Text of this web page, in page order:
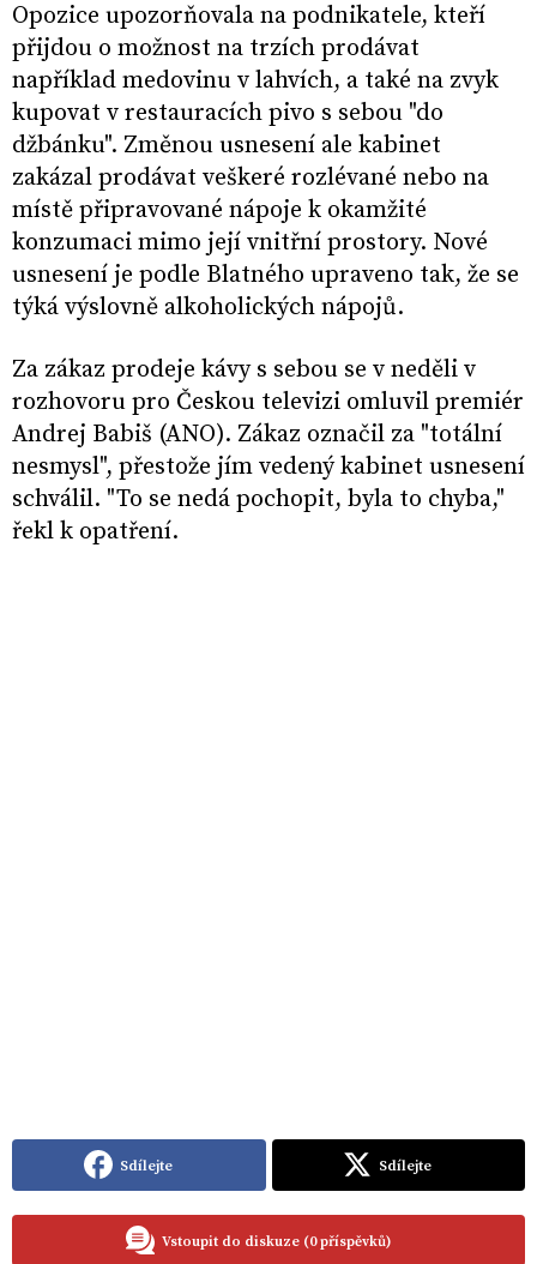
Opozice upozorňovala na podnikatele, kteří
přijdou o možnost na trzích prodávat
například medovinu v lahvích, a také na zvyk
kupovat v restauracích pivo s sebou "do
džbánku". Změnou usnesení ale kabinet
zakázal prodávat veškeré rozlévané nebo na
místě připravované nápoje k okamžité
konzumaci mimo její vnitřní prostory. Nové
usnesení je podle Blatného upraveno tak, že se
týká výslovně alkoholických nápojů.
Za zákaz prodeje kávy s sebou se v neděli v
rozhovoru pro Českou televizi omluvil premiér
Andrej Babiš (ANO). Zákaz označil za "totální
nesmysl", přestože jím vedený kabinet usnesení
schválil. "To se nedá pochopit, byla to chyba,"
řekl k opatření.
Sdílejte Sdílejte
Vstoupit do diskuze (0 příspěvků)